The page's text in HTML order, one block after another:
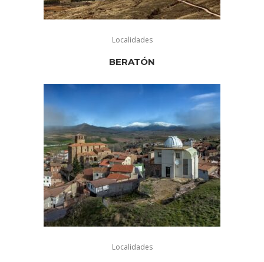
Localidades
BERATÓN
Localidades